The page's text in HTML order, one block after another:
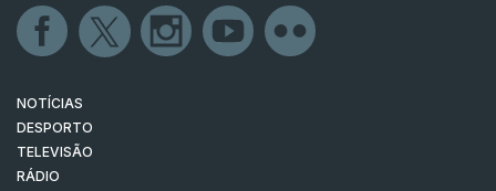
NOTÍCIAS
DESPORTO
TELEVISÃO
RÁDIO